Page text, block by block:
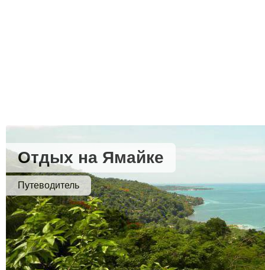
Отдых на Ямайке
Путеводитель